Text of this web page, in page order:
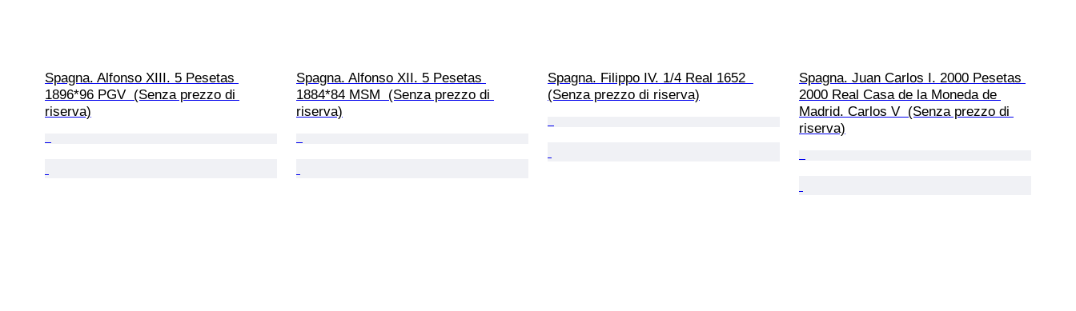
Spagna. Alfonso XIII. 5 Pesetas
1896*96 PGV  (Senza prezzo di
riserva)
Spagna. Alfonso XII. 5 Pesetas
1884*84 MSM  (Senza prezzo di
riserva)
Spagna. Filippo IV. 1/4 Real 1652
(Senza prezzo di riserva)
Spagna. Juan Carlos I. 2000 Pesetas
2000 Real Casa de la Moneda de
Madrid. Carlos V  (Senza prezzo di
riserva)